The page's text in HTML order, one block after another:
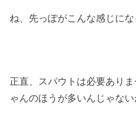
ね、先っぽがこんな感じにな
正直、スパウトは必要あり
ゃんのほうが多いんじゃない